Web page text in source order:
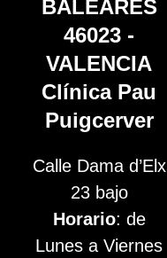
BALEARES
46023 -
VALENCIA
Clínica Pau
Puigcerver
Calle Dama d’Elx
23 bajo
Horario: de
Lunes a Viernes